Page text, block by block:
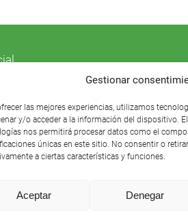
Gestionar
las mejores experiencias, utilizamos
y/o acceder a la información del dispositivo.
nos permitirá procesar datos como el
únicas en este sitio. No consentir o
a ciertas características y funciones.
Aceptar Denegar